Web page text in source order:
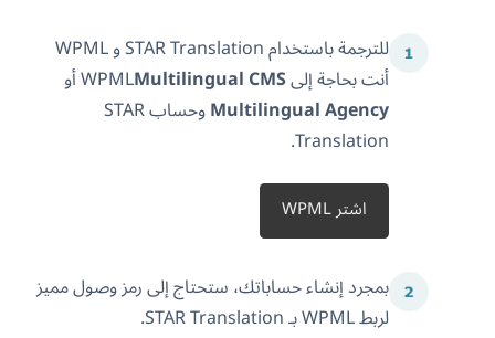
للترجمة باستخدام STAR Translation و WPML
أنت بحاجة إلى WPMLMultilingual CMS
أو
Multilingual Agency
وحساب STAR
Translation.
اشتر WPML
بمجرد إنشاء حساباتك، ستحتاج إلى رمز وصول مميز
لربط WPML بـ STAR Translation.